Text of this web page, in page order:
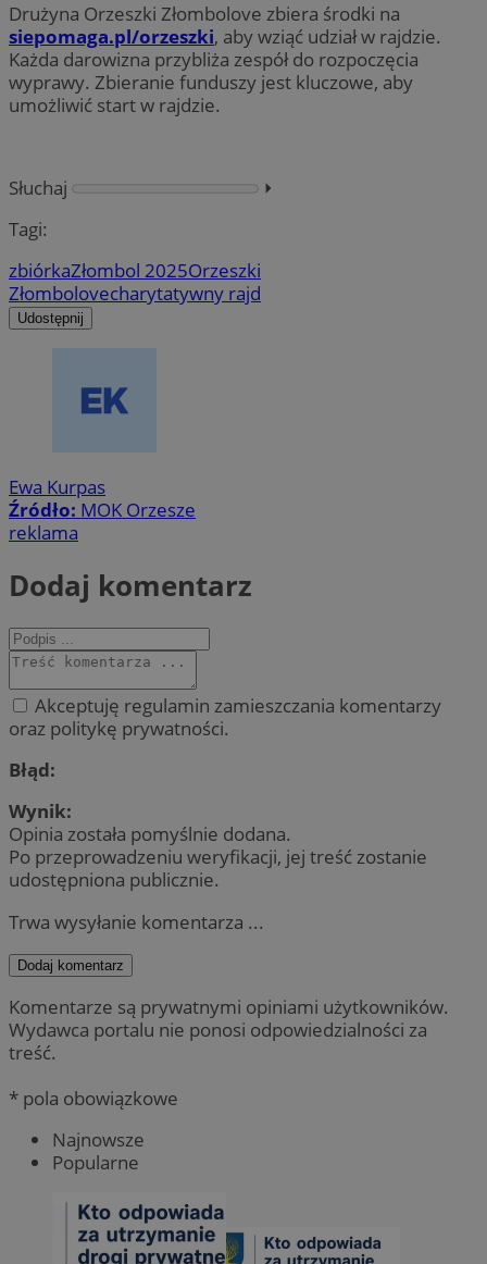
Drużyna Orzeszki Złombolove zbiera środki na
siepomaga.pl/orzeszki, aby wziąć udział w rajdzie.
Każda darowizna przybliża zespół do rozpoczęcia
wyprawy. Zbieranie funduszy jest kluczowe, aby
umożliwić start w rajdzie.
Słuchaj
⏵︎
Tagi:
zbiórkaZłombol 2025Orzeszki
Złombolovecharytatywny rajd
Udostępnij
Ewa Kurpas
Źródło: MOK Orzesze
reklama
Dodaj komentarz
Akceptuję regulamin zamieszczania komentarzy
oraz politykę prywatności.
Błąd:
Wynik:
Opinia została pomyślnie dodana.
Po przeprowadzeniu weryfikacji, jej treść zostanie
udostępniona publicznie.
Trwa wysyłanie komentarza ...
Dodaj komentarz
Komentarze są prywatnymi opiniami użytkowników.
Wydawca portalu nie ponosi odpowiedzialności za
treść.
* pola obowiązkowe
Najnowsze
Popularne